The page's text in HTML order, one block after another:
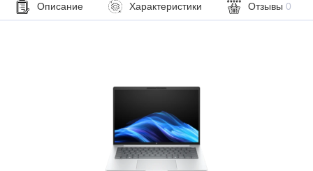
Описание Характеристики Отзывы 0